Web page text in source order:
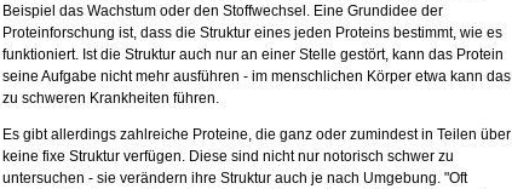
Beispiel das Wachstum oder den Stoffwechsel. Eine Grundidee der
Proteinforschung ist, dass die Struktur eines jeden Proteins bestimmt, wie es
funktioniert. Ist die Struktur auch nur an einer Stelle gestört, kann das Protein
seine Aufgabe nicht mehr ausführen - im menschlichen Körper etwa kann das
zu schweren Krankheiten führen.
Es gibt allerdings zahlreiche Proteine, die ganz oder zumindest in Teilen über
keine fixe Struktur verfügen. Diese sind nicht nur notorisch schwer zu
untersuchen - sie verändern ihre Struktur auch je nach Umgebung. "Oft